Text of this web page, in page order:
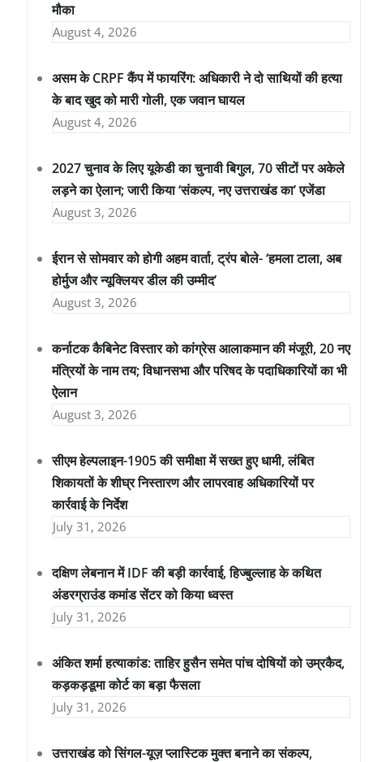
मौका
August 4, 2026
असम के CRPF कैंप में फायरिंग: अधिकारी ने दो साथियों की हत्या
के बाद खुद को मारी गोली, एक जवान घायल
August 4, 2026
2027 चुनाव के लिए यूकेडी का चुनावी बिगुल, 70 सीटों पर अकेले
लड़ने का ऐलान; जारी किया ‘संकल्प, नए उत्तराखंड का’ एजेंडा
August 3, 2026
ईरान से सोमवार को होगी अहम वार्ता, ट्रंप बोले- ‘हमला टाला, अब
होर्मुज और न्यूक्लियर डील की उम्मीद’
August 3, 2026
कर्नाटक कैबिनेट विस्तार को कांग्रेस आलाकमान की मंजूरी, 20 नए
मंत्रियों के नाम तय; विधानसभा और परिषद के पदाधिकारियों का भी
ऐलान
August 3, 2026
सीएम हेल्पलाइन-1905 की समीक्षा में सख्त हुए धामी, लंबित
शिकायतों के शीघ्र निस्तारण और लापरवाह अधिकारियों पर
कार्रवाई के निर्देश
July 31, 2026
दक्षिण लेबनान में IDF की बड़ी कार्रवाई, हिज्बुल्लाह के कथित
अंडरग्राउंड कमांड सेंटर को किया ध्वस्त
July 31, 2026
अंकित शर्मा हत्याकांड: ताहिर हुसैन समेत पांच दोषियों को उम्रकैद,
कड़कड़डूमा कोर्ट का बड़ा फैसला
July 31, 2026
उत्तराखंड को सिंगल-यूज़ प्लास्टिक मुक्त बनाने का संकल्प,